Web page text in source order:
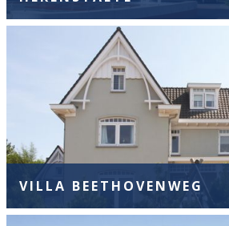
VILLA BEETHOVENWEG